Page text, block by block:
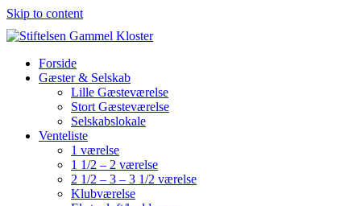
Skip to content
Forside
Gæster & Selskab
Lille Gæsteværelse
Stort Gæsteværelse
Selskabslokale
Venteliste
1 værelse
1 1/2 – 2 værelse
2 1/2 – 3 – 3 1/2 værelse
Klubværelse